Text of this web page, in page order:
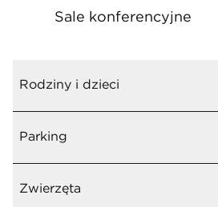
Sale konferencyjne
Rodziny i dzieci
Parking
Zwierzęta